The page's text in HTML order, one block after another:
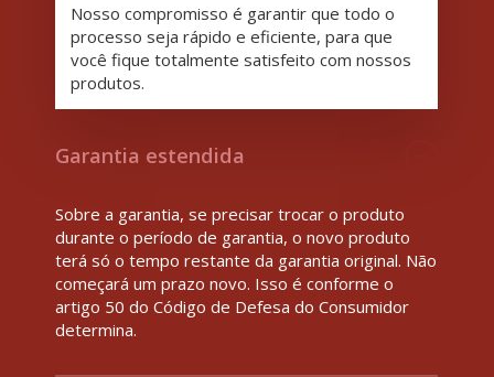
Nosso compromisso é garantir que todo o
processo seja rápido e eficiente, para que
você fique totalmente satisfeito com nossos
produtos.
Garantia estendida
Sobre a garantia, se precisar trocar o produto
durante o período de garantia, o novo produto
terá só o tempo restante da garantia original. Não
começará um prazo novo. Isso é conforme o
artigo 50 do Código de Defesa do Consumidor
determina.